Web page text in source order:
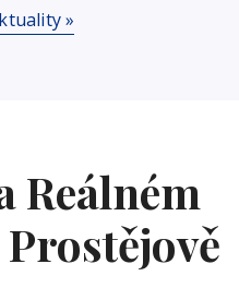
»
Reálném